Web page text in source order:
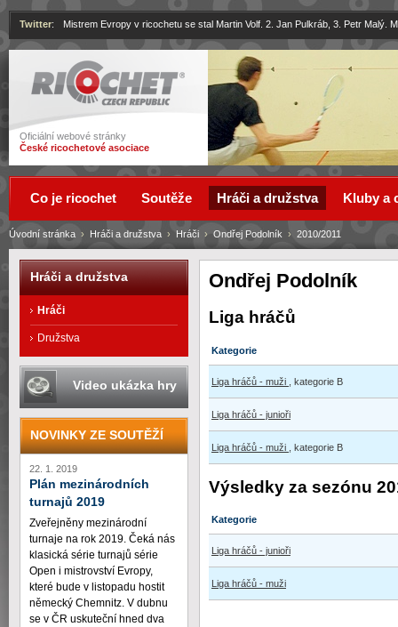
Ricochet
Oficiální webové stránky
České ricochetové asociace
Twitter: Mistrem Evropy v ricochetu se stal Martin Volf. 2. Jan Pulkráb, 3. Petr Malý.
Ondřej Podolník
Liga hráčů
Kategorie
Liga hráčů - muži , kategorie B
Liga hráčů - junioři
Liga hráčů - muži , kategorie B
Výsledky za sezónu
Kategorie
Liga hráčů - junioři
Liga hráčů - muži
Úvodní stránka › Hráči a družstva › Hráči › Ondřej Podolník › 2010/2011
Co je ricochet Soutěže Hráči a družstva Kluby a
Hráči a družstva
Hráči
Družstva
Video ukázka hry
NOVINKY ZE SOUTĚŽÍ
22. 1. 2019
Plán mezinárodních
turnajů 2019
Zveřejněny mezinárodní
turnaje na rok 2019. Čeká nás
klasická série turnajů série
Open i mistrovství Evropy,
které bude v listopadu hostit
německý Chemnitz. V dubnu
se v ČR uskuteční hned dva